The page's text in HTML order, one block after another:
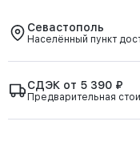
Севастополь
Населённый пункт
СДЭК от 5 390 ₽
Предварительная